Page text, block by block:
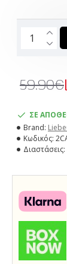
ΣΕ
Brand:
Κωδικός:
Διαστάσεις:
59.90€